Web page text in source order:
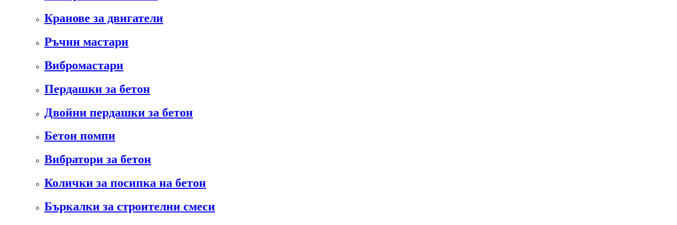
Кранове за двигатели
Ръчни мастари
Вибромастари
Пердашки за бетон
Двойни пердашки за бетон
Бетон помпи
Вибратори за бетон
Колички за посипка на бетон
Бъркалки за строителни смеси